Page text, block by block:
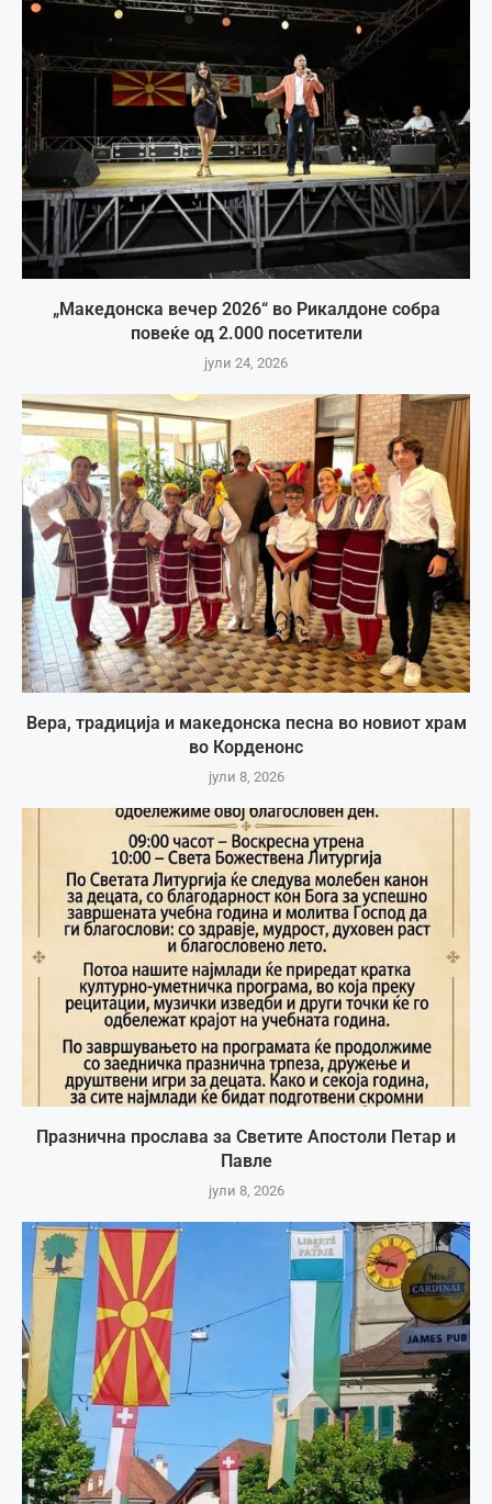
„Македонска вечер 2026“ во Рикалдоне собра
повеќе од 2.000 посетители
јули 24, 2026
Вера, традиција и македонска песна во новиот храм
во Корденонс
јули 8, 2026
Празнична прослава за Светите Апостоли Петар и
Павле
јули 8, 2026